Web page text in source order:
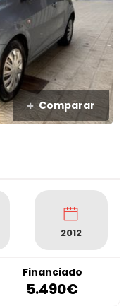
Comparar
2012
Financiado
5.490€